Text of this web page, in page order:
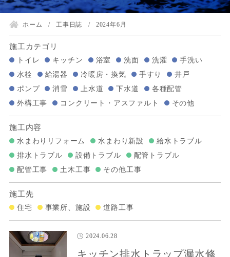
ホーム 工事日誌 2024年6月
施工カテゴリ
トイレ キッチン 浴室 洗面 洗濯
手洗い
水栓
給湯器 冷暖房・換気 手すり
井戸
ポンプ
消雪 上水道 下水道
各種配管
外構工事
コンクリート・アスファルト その他
施工内容
水まわりリフォーム 水まわり新設
給水トラブル
排水トラブル
設備トラブル
配管トラブル
配管工事
土木工事 その他工事
施工先
住宅 事業所、施設 道路工事
2024.06.28
キッチン排水トラップ漏水修